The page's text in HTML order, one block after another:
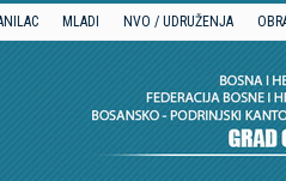
MLADI NVO / UDRUŽENJA